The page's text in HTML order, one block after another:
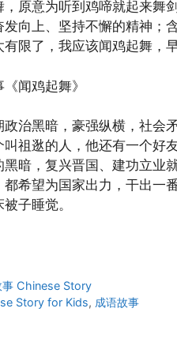
，原意为听到鸡啼就起来舞
发向上、坚持不懈的精神；
有限了，我应该闻鸡起舞，
闻鸡起舞》
政治黑暗，豪强纵横，社会
叫祖逖的人，他还有一个好
黑暗，复兴晋国、建功立业
都希望为国家出力，干出一
子睡觉。
事 Chinese Story
Story for Kids, 成语故事